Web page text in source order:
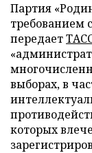
Партия
требованием
передает
выборах, в
которых